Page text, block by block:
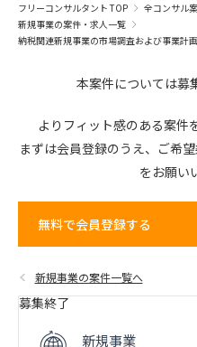
フリーコンサルタント TOP
全コンサル
新規事業の案件・求人一覧
納税関連新規事業の市場調査および事業計
本案件については募
よりフィット感のある案件
まずは会員登録のうえ、 ご希
をお願い
無料で会員登録する
新規事業の案件一覧へ
募集終了
新規事業